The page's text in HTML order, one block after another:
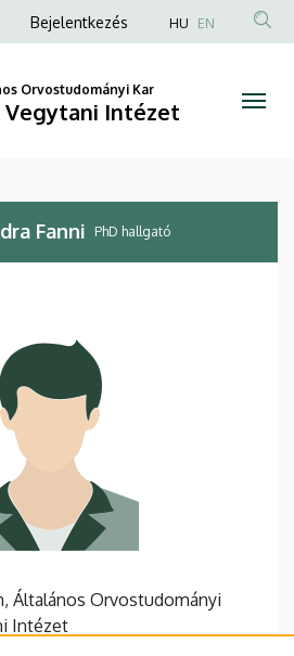
Anonim
fiók
menüje
Bejelentkezés HU EN
Orvostudományi Kar
Vegytani Intézet
Fanni PhD hallgató
Általános Orvostudományi
Intézet